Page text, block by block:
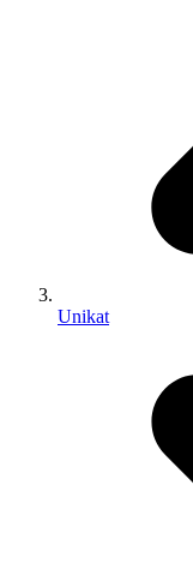
Unikat